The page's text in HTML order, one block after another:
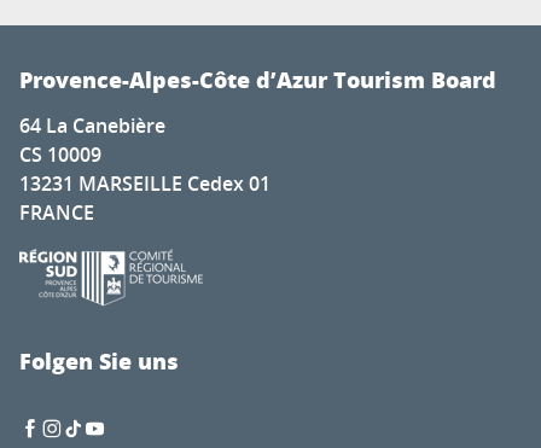
Provence-Alpes-Côte d’Azur Tourism Board
64 La Canebière
CS 10009
13231 MARSEILLE Cedex 01
FRANCE
Folgen Sie uns